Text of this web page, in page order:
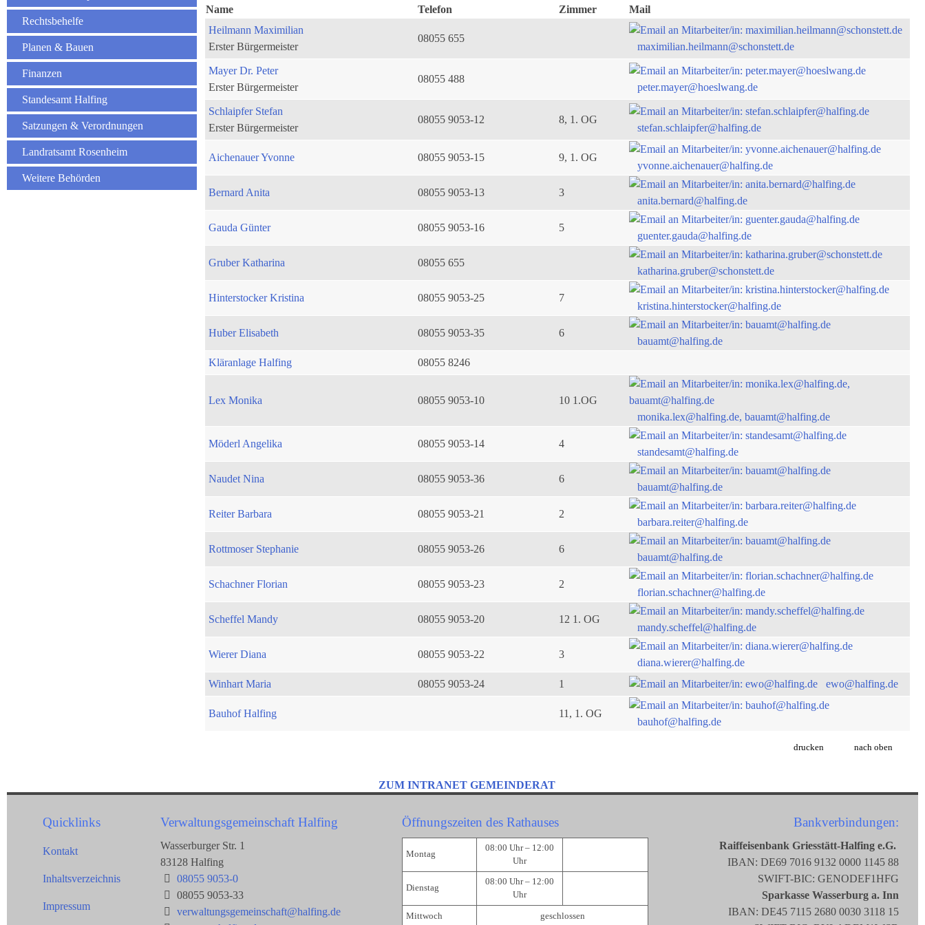
Rechtsbehelfe
Planen & Bauen
Finanzen
Standesamt Halfing
Satzungen & Verordnungen
Landratsamt Rosenheim
Weitere Behörden
Name
Telefon Zimmer
Mail
Heilmann Maximilian
Erster Bürgermeister
08055 655
maximilian.heilmann@schonstett.de
Mayer Dr. Peter
Erster Bürgermeister
08055 488
peter.mayer@hoeslwang.de
Schlaipfer Stefan
Erster Bürgermeister
08055 9053-12 8, 1. OG
stefan.schlaipfer@halfing.de
Aichenauer Yvonne 08055 9053-15 9, 1. OG
yvonne.aichenauer@halfing.de
Bernard Anita 08055 9053-13 3
anita.bernard@halfing.de
Gauda Günter 08055 9053-16 5
guenter.gauda@halfing.de
Gruber Katharina 08055 655
katharina.gruber@schonstett.de
Hinterstocker Kristina 08055 9053-25 7
kristina.hinterstocker@halfing.de
Huber Elisabeth 08055 9053-35 6
bauamt@halfing.de
Kläranlage Halfing
08055 8246
Lex Monika 08055 9053-10
10 1.OG
monika.lex@halfing.de, bauamt@halfing.de
Möderl Angelika 08055 9053-14 4
standesamt@halfing.de
Naudet Nina 08055 9053-36 6
bauamt@halfing.de
Reiter Barbara 08055 9053-21 2
barbara.reiter@halfing.de
Rottmoser Stephanie 08055 9053-26 6
bauamt@halfing.de
Schachner Florian 08055 9053-23 2
florian.schachner@halfing.de
Scheffel Mandy 08055 9053-20 12 1. OG
mandy.scheffel@halfing.de
Wierer Diana 08055 9053-22 3
diana.wierer@halfing.de
Winhart Maria
08055 9053-24 1 ewo@halfing.de
Bauhof Halfing 11, 1. OG
bauhof@halfing.de
drucken nach oben
ZUM INTRANET GEMEINDERAT
Quicklinks
Kontakt
Inhaltsverzeichnis
Impressum
Verwaltungsgemeinschaft Halfing
Wasserburger Str. 1
83128 Halfing
08055 9053-0
08055 9053-33
verwaltungsgemeinschaft@halfing.de
Öffnungszeiten des Rathauses
Montag
08:00 Uhr – 12:00
Uhr
Dienstag
08:00 Uhr – 12:00
Uhr
Mittwoch geschlossen
Bankverbindungen:
Raiffeisenbank Griesstätt-Halfing e.G.
IBAN: DE69 7016 9132 0000 1145 88
SWIFT-BIC: GENODEF1HFG
Sparkasse Wasserburg a. Inn
IBAN: DE45 7115 2680 0030 3118 15